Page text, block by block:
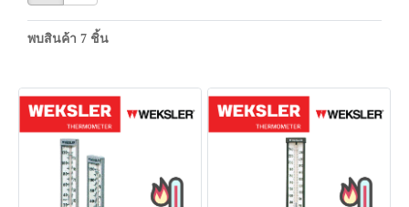
พบสินค้า 7 ชิ้น